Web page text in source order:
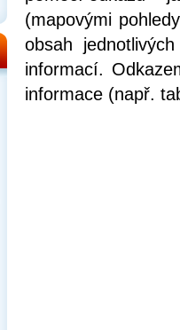
(mapovými
obsah
informací.
informace (např.